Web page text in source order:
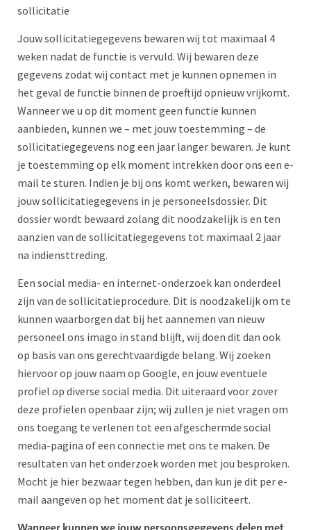
sollicitatie
Jouw sollicitatiegegevens bewaren wij tot maximaal 4
weken nadat de functie is vervuld. Wij bewaren deze
gegevens zodat wij contact met je kunnen opnemen in
het geval de functie binnen de proeftijd opnieuw vrijkomt.
Wanneer we u op dit moment geen functie kunnen
aanbieden, kunnen we – met jouw toestemming – de
sollicitatiegegevens nog een jaar langer bewaren. Je kunt
je toestemming op elk moment intrekken door ons een e-
mail te sturen. Indien je bij ons komt werken, bewaren wij
jouw sollicitatiegegevens in je personeelsdossier. Dit
dossier wordt bewaard zolang dit noodzakelijk is en ten
aanzien van de sollicitatiegegevens tot maximaal 2 jaar
na indiensttreding.
Een social media- en internet-onderzoek kan onderdeel
zijn van de sollicitatieprocedure. Dit is noodzakelijk om te
kunnen waarborgen dat bij het aannemen van nieuw
personeel ons imago in stand blijft, wij doen dit dan ook
op basis van ons gerechtvaardigde belang. Wij zoeken
hiervoor op jouw naam op Google, en jouw eventuele
profiel op diverse social media. Dit uiteraard voor zover
deze profielen openbaar zijn; wij zullen je niet vragen om
ons toegang te verlenen tot een afgeschermde social
media-pagina of een connectie met ons te maken. De
resultaten van het onderzoek worden met jou besproken.
Mocht je hier bezwaar tegen hebben, dan kun je dit per e-
mail aangeven op het moment dat je solliciteert.